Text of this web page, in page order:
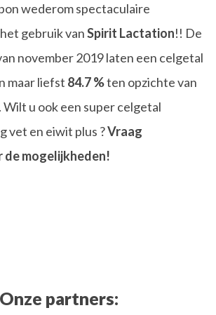
wederom spectaculaire
gebruik vanSpirit Lactation!! De
november 2019 laten een celgetal
maar liefst 84.7 %ten opzichte van
u ook een super celgetal
vet en eiwit plus ?Vraag
de mogelijkheden!
Onze partners: